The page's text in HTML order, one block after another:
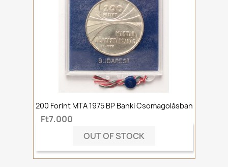
200 Forint MTA 1975 BP Banki Csomagolásban
Ft7,000
OUT OF STOCK